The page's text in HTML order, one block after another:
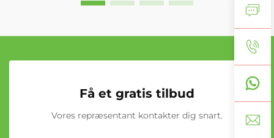
Få et gratis tilbud
Vores repræsentant kontakter dig snart.